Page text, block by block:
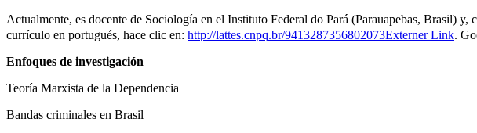
Actualmente, es docente de Sociología en el Instituto Federal do Pará (Parauapebas, Brasil)
currículo en portugués, hace clic en: http://lattes.cnpq.br/9413287356802073Externer Link.
Enfoques de investigación
Teoría Marxista de la Dependencia
Bandas criminales en Brasil